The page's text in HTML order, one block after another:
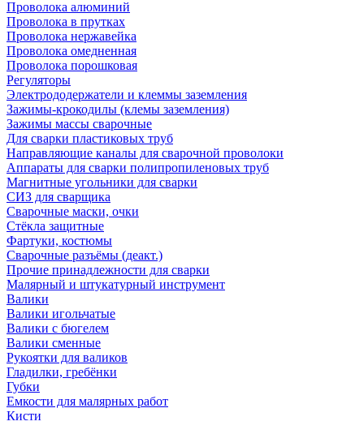
Проволока алюминий
Проволока в прутках
Проволока нержавейка
Проволока омедненная
Проволока порошковая
Регуляторы
Электрододержатели и клеммы заземления
Зажимы-крокодилы (клемы заземления)
Зажимы массы сварочные
Для сварки пластиковых труб
Направляющие каналы для сварочной проволоки
Аппараты для сварки полипропиленовых труб
Магнитные угольники для сварки
СИЗ для сварщика
Сварочные маски, очки
Стёкла защитные
Фартуки, костюмы
Сварочные разъёмы (деакт.)
Прочие принадлежности для сварки
Малярный и штукатурный инструмент
Валики
Валики игольчатые
Валики с бюгелем
Валики сменные
Рукоятки для валиков
Гладилки, гребёнки
Губки
Емкости для малярных работ
Кисти